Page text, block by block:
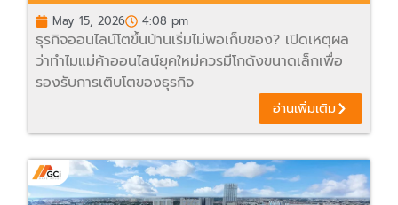
May 15, 2026 4:08 pm
ธุรกิจออนไลน์โตขึ้นบ้านเริ่มไม่พอเก็บของ? เปิดเหตุผล
ว่าทำไมแม่ค้าออนไลน์ยุคใหม่ควรมีโกดังขนาดเล็กเพื่อ
รองรับการเติบโตของธุรกิจ
อ่านเพิ่มเติม